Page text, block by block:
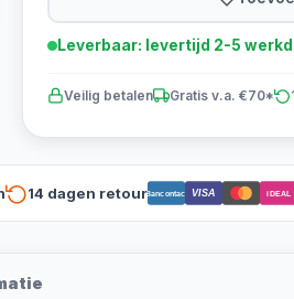
Leverbaar: levertijd 2-5
Veilig betalen Gratis v.a. €70*
14 dagen retourBancontact VISA iDEAL